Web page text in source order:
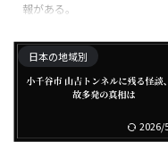
報がある。
日本の地域別
2026/